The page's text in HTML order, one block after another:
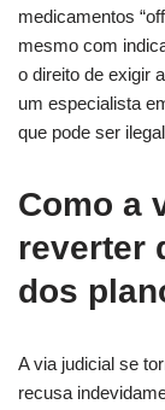
medicamentos
mesmo com
o direito de exigir
um especialista
que pode ser
Como a
reverter
dos
A via judicial se
recusa